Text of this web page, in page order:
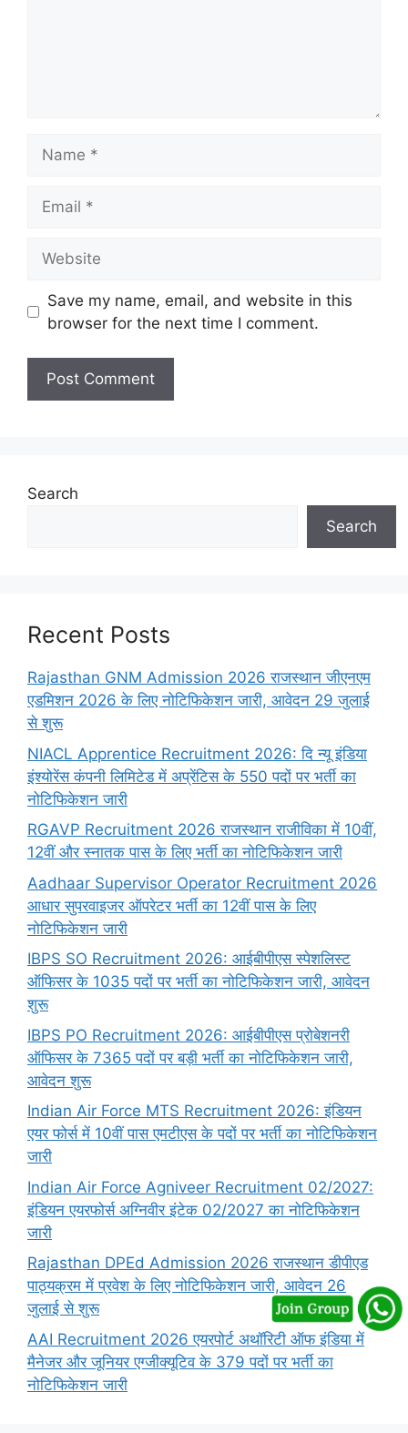
Save my name, email, and website in this
browser for the next time I comment.
Search
Search
Recent Posts
Rajasthan GNM Admission 2026 राजस्थान जीएनएम
एडमिशन 2026 के लिए नोटिफिकेशन जारी, आवेदन 29 जुलाई
से शुरू
NIACL Apprentice Recruitment 2026: दि न्यू इंडिया
इंश्योरेंस कंपनी लिमिटेड में अप्रेंटिस के 550 पदों पर भर्ती का
नोटिफिकेशन जारी
RGAVP Recruitment 2026 राजस्थान राजीविका में 10वीं,
12वीं और स्नातक पास के लिए भर्ती का नोटिफिकेशन जारी
Aadhaar Supervisor Operator Recruitment 2026
आधार सुपरवाइजर ऑपरेटर भर्ती का 12वीं पास के लिए
नोटिफिकेशन जारी
IBPS SO Recruitment 2026: आईबीपीएस स्पेशलिस्ट
ऑफिसर के 1035 पदों पर भर्ती का नोटिफिकेशन जारी, आवेदन
शुरू
IBPS PO Recruitment 2026: आईबीपीएस प्रोबेशनरी
ऑफिसर के 7365 पदों पर बड़ी भर्ती का नोटिफिकेशन जारी,
आवेदन शुरू
Indian Air Force MTS Recruitment 2026: इंडियन
एयर फोर्स में 10वीं पास एमटीएस के पदों पर भर्ती का नोटिफिकेशन
जारी
Indian Air Force Agniveer Recruitment 02/2027:
इंडियन एयरफोर्स अग्निवीर इंटेक 02/2027 का नोटिफिकेशन
जारी
Rajasthan DPEd Admission 2026 राजस्थान डीपीएड
पाठ्यक्रम में प्रवेश के लिए नोटिफिकेशन जारी, आवेदन 26
जुलाई से शुरू
AAI Recruitment 2026 एयरपोर्ट अथॉरिटी ऑफ इंडिया में
मैनेजर और जूनियर एग्जीक्यूटिव के 379 पदों पर भर्ती का
नोटिफिकेशन जारी